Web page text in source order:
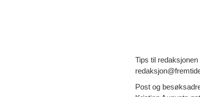
Tips til redaksjonen
Post og